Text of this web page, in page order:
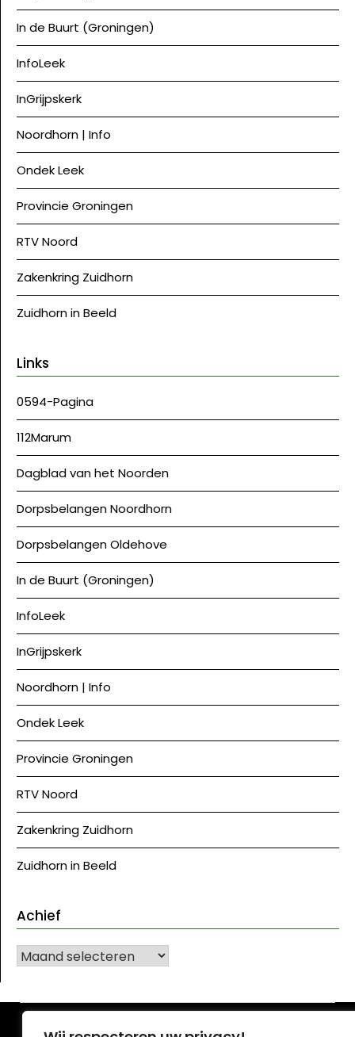
In de Buurt (Groningen)
InfoLeek
InGrijpskerk
Noordhorn | Info
Ondek Leek
Provincie Groningen
RTV Noord
Zakenkring Zuidhorn
Zuidhorn in Beeld
Links
0594-Pagina
112Marum
Dagblad van het Noorden
Dorpsbelangen Noordhorn
Dorpsbelangen Oldehove
In de Buurt (Groningen)
InfoLeek
InGrijpskerk
Noordhorn | Info
Ondek Leek
Provincie Groningen
RTV Noord
Zakenkring Zuidhorn
Zuidhorn in Beeld
Achief
Achief